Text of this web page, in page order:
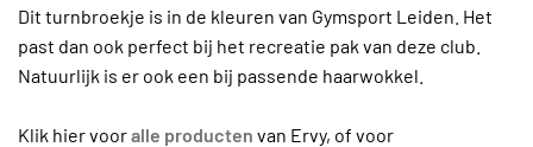
tot
€34,95
Dit turnbroekje is in de kleuren van Gymsport Leiden. Het
past dan ook perfect bij het recreatie pak van deze club.
Natuurlijk is er ook een bij passende haarwokkel.
Klik hier vooralle producten van Ervy, of voor